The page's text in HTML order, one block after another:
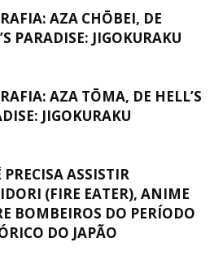
AZA CHŌBEI, DE
PARADISE: JIGOKURAKU
AZA TŌMA, DE HELL’S
JIGOKURAKU
PRECISA ASSISTIR
(FIRE EATER), ANIME
BOMBEIROS DO PERÍODO
DO JAPÃO